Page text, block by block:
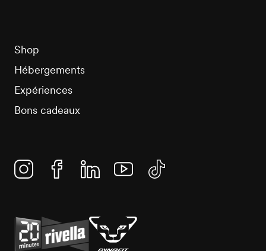
Shop
Hébergements
Expériences
Bons cadeaux